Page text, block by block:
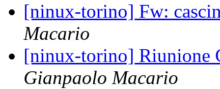
[ninux-torino] Fw:
Macario
[ninux-torino] Riunione
Gianpaolo Macario